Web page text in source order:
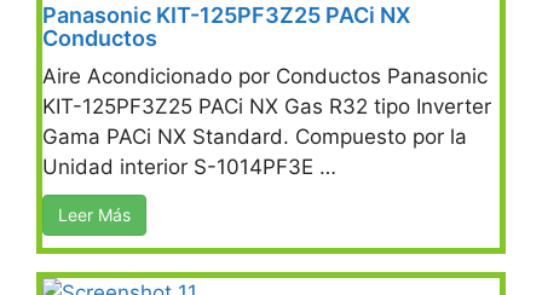
Panasonic KIT-125PF3Z25 PACi NX
Conductos
Aire Acondicionado por Conductos Panasonic
KIT-125PF3Z25 PACi NX Gas R32 tipo Inverter
Gama PACi NX Standard. Compuesto por la
Unidad interior S-1014PF3E …
Leer Más